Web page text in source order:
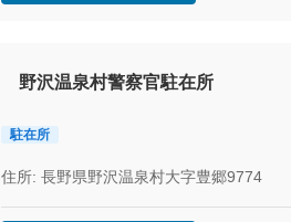
野沢温泉村警察官駐在所
駐在所
住所: 長野県野沢温泉村大字豊郷9774